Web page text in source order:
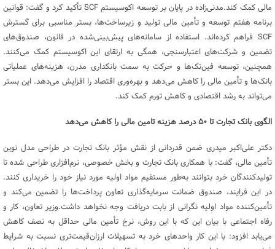
مالی کمک کند.مدنی‌زاده در پایان بر توسعه اکوسیستم SCF تأکید کرد و گفت: قوانین
برنامه هفتم توسعه و تأمین مالی تولید و زیرساخت‌ها، بستر مناسبی برای گسترش
SCF فراهم کرده‌اند. استفاده از سامانه‌های پیش‌بینی‌شده در قانون، صندوق‌های
تضمین و شرکت‌های اعتبارسنجی، همگی به ارتقای این اکوسیستم کمک می‌کنند.
همچنین، توسعه فین‌تک‌ها و حرکت به سمت بانکداری مدرن، هزینه‌های عملیاتی
بانک‌ها و تأمین مالی را کاهش می‌دهد و بهره‌وری اقتصاد را افزایش می‌دهد. این بستر
می‌تواند به رشد اقتصادی و کاهش تورم کمک کند.
الگوی بانک تجارت تا ۵۰ درصد هزینه تامین مالی را کاهش می‌دهد
دکتر علی‌اکبر میدری ضمن قدردانی از نقش مؤثر بانک تجارت در طراحی مدل نوین
تأمین مالی، گفت: با همکاری بانک تجارت و بخش خصوصی، نرم‌افزاری طراحی شده تا
تولیدکنندگان خرد بتوانند به‌طور مستقیم مواد اولیه مورد نیاز خود را خریداری کنند.
در این فرایند، صندوق ضمانت سرمایه‌گذاری تعاون پرداخت‌ها را تضمین می‌کند و
تأمین‌کننده مواد اولیه نگرانی از بابت دریافت وجه نخواهد داشت.وزیر تعاون، کار و
رفاه اجتماعی با بیان این که با این روش، نرخ تأمین مالی حداقل به نصف کاهش
می‌یابد افزود: با این کار واحدهای خرد به تسهیلات ارزان‌قیمت‌تری نسبت به شرایط